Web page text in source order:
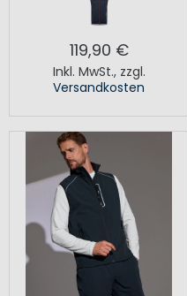
119,90 €
Inkl. MwSt., zzgl.
Versandkosten